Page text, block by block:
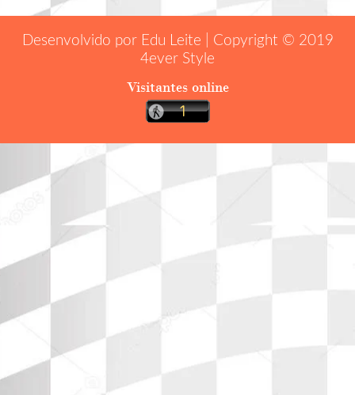
Desenvolvido por Edu Leite | Copyright © 2019
4ever Style
Visitantes online